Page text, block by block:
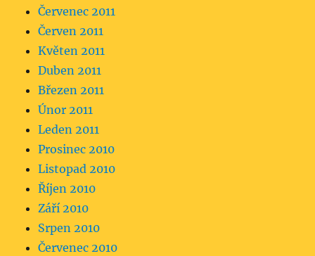
Červenec 2011
Červen 2011
Květen 2011
Duben 2011
Březen 2011
Únor 2011
Leden 2011
Prosinec 2010
Listopad 2010
Říjen 2010
Září 2010
Srpen 2010
Červenec 2010